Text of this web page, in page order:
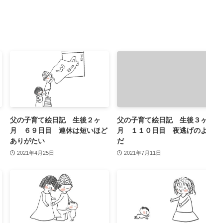
父の子育て絵日記 生後２ヶ
月 ６９日目 連休は短いほど
ありがたい
2021年4月25日
父の子育て絵日記 生後３
月 １１０日目 夜逃げの
だ
2021年7月11日